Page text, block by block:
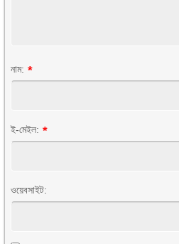
নাম: *
ই-মেইল: *
ওয়েবসাইট: